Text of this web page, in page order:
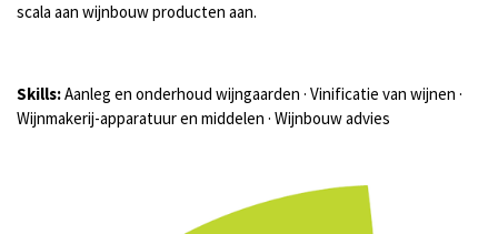
scala aan wijnbouw producten aan.
Skills:Aanleg en onderhoud wijngaarden · Vinificatie van wijnen ·
Wijnmakerij-apparatuur en middelen · Wijnbouw advies